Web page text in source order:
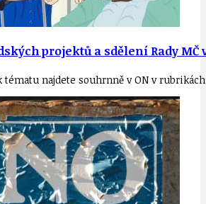
projektů a sdělení Rady MČ
najdete souhrnně v ON v